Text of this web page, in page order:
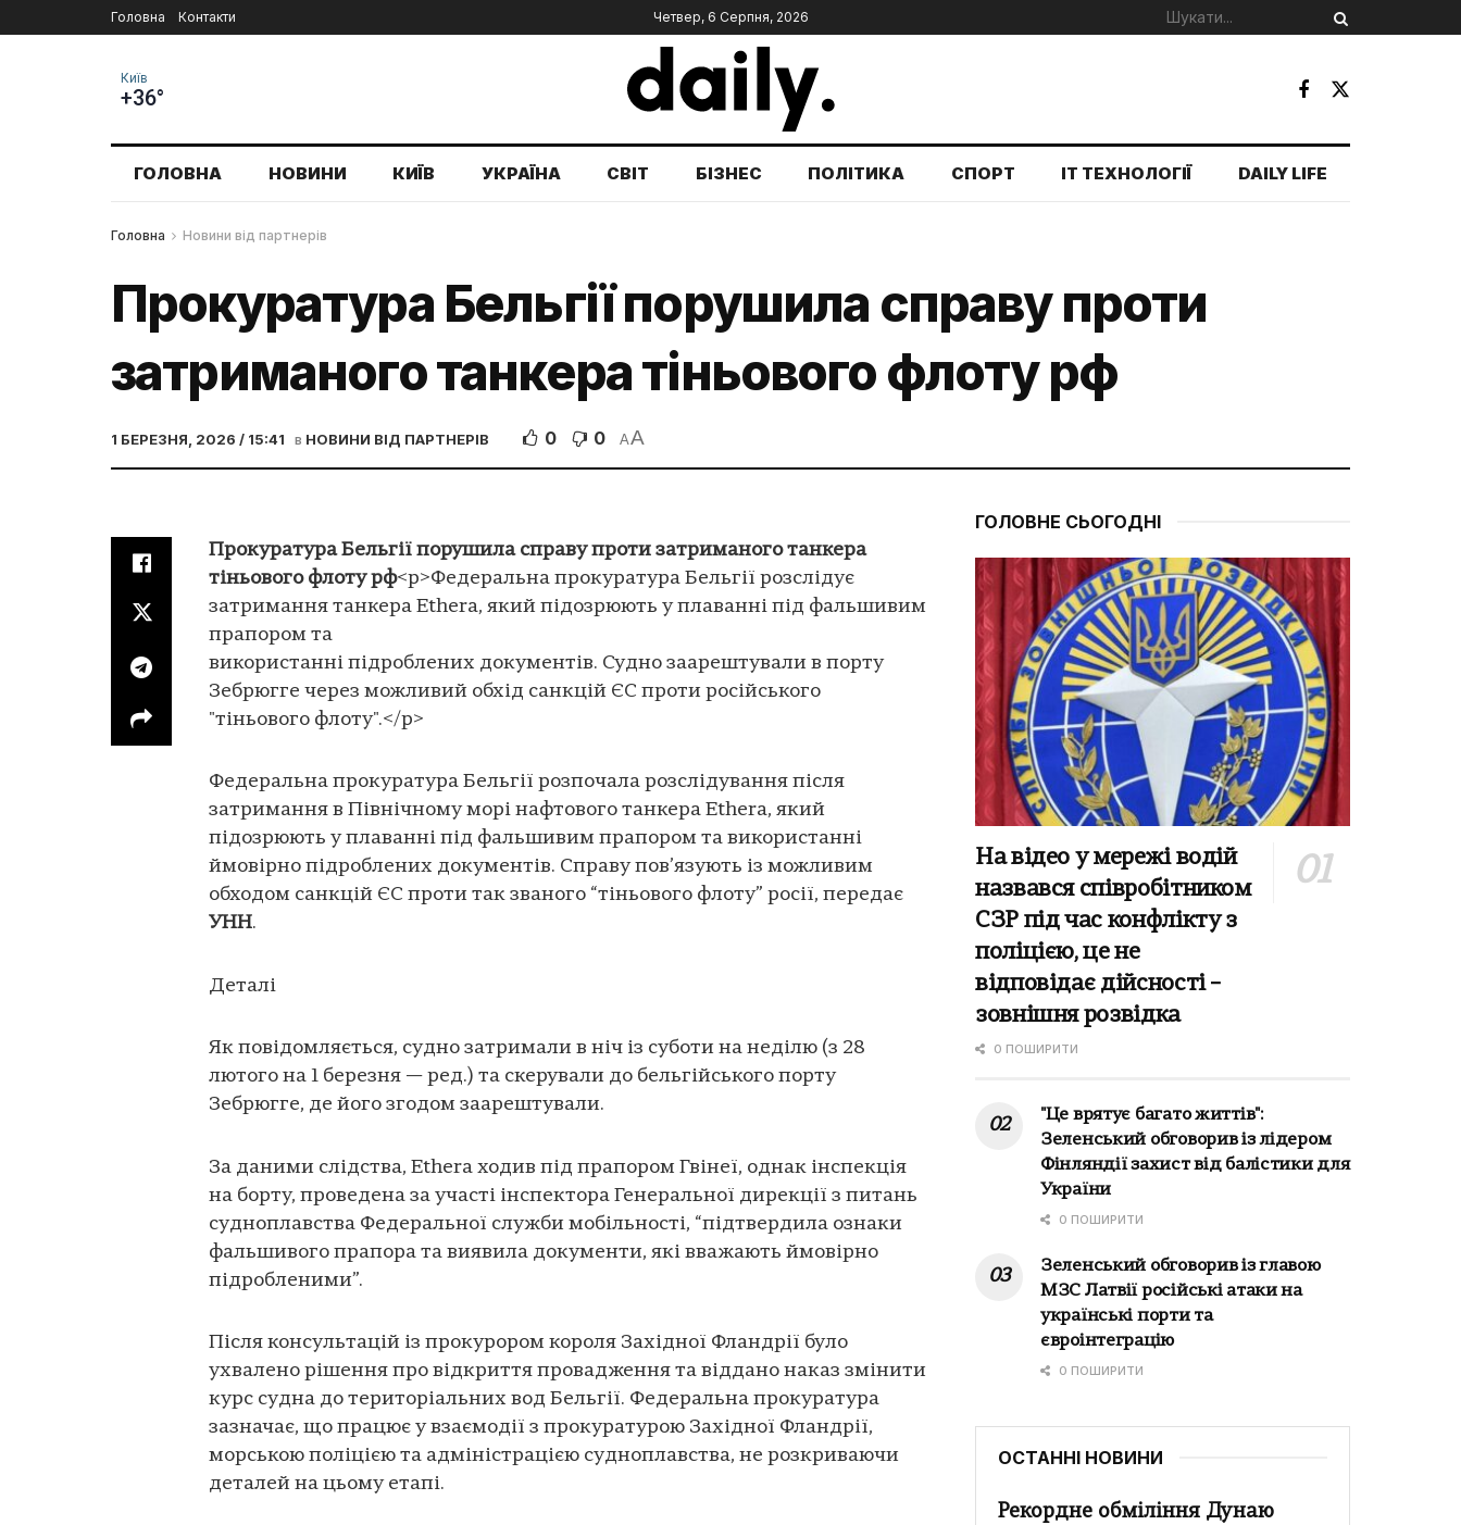
Головна Контакти Четвер, 6 Серпня, 2026
Київ
+36°
ГОЛОВНА НОВИНИ КИЇВ УКРАЇНА СВІТ БІЗНЕС ПОЛІТИКА СПОРТ IT ТЕХНОЛОГІЇ DAILY LIFE
Головна Новини від партнерів
Прокуратура Бельгії порушила справу проти
затриманого танкера тіньового флоту рф
1 БЕРЕЗНЯ, 2026 / 15:41 в НОВИНИ ВІД ПАРТНЕРІВ 0 0 AA
Прокуратура Бельгії порушила справу проти затриманого танкера
тіньового флоту рф<p>Федеральна прокуратура Бельгії розслідує
затримання танкера Ethera, який підозрюють у плаванні під фальшивим
прапором та
використанні підроблених документів. Судно заарештували в порту
Зебрюгге через можливий обхід санкцій ЄС проти російського
"тіньового флоту".</p>
Федеральна прокуратура Бельгії розпочала розслідування після
затримання в Північному морі нафтового танкера Ethera, який
підозрюють у плаванні під фальшивим прапором та використанні
ймовірно підроблених документів. Справу пов’язують із можливим
обходом санкцій ЄС проти так званого “тіньового флоту” росії, передає
УНН.
Деталі
Як повідомляється, судно затримали в ніч із суботи на неділю (з 28
лютого на 1 березня — ред.) та скерували до бельгійського порту
Зебрюгге, де його згодом заарештували.
За даними слідства, Ethera ходив під прапором Гвінеї, однак інспекція
на борту, проведена за участі інспектора Генеральної дирекції з питань
судноплавства Федеральної служби мобільності, “підтвердила ознаки
фальшивого прапора та виявила документи, які вважають ймовірно
підробленими”.
Після консультацій із прокурором короля Західної Фландрії було
ухвалено рішення про відкриття провадження та віддано наказ змінити
курс судна до територіальних вод Бельгії. Федеральна прокуратура
зазначає, що працює у взаємодії з прокуратурою Західної Фландрії,
морською поліцією та адміністрацією судноплавства, не розкриваючи
деталей на цьому етапі.
ГОЛОВНЕ СЬОГОДНІ
На відео у мережі водій
назвався співробітником
СЗР під час конфлікту з
поліцією, це не
відповідає дійсності –
зовнішня розвідка
0 ПОШИРИТИ
"Це врятує багато життів":
Зеленський обговорив із лідером
Фінляндії захист від балістики для
України
0 ПОШИРИТИ
Зеленський обговорив із главою
МЗС Латвії російські атаки на
українські порти та
євроінтеграцію
0 ПОШИРИТИ
ОСТАННІ НОВИНИ
Рекордне обміління Дунаю